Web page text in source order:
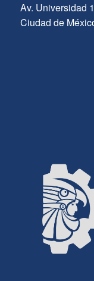
Av. Universidad
Ciudad de